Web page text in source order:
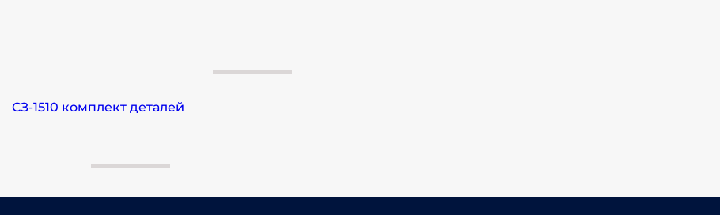
СЗ-1510 комплект деталей